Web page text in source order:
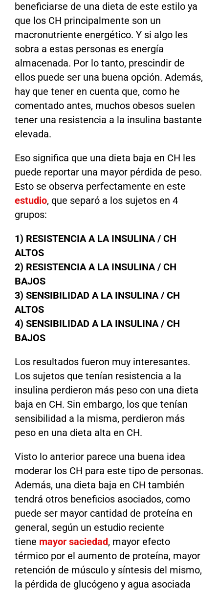
beneficiarse de una dieta de este estilo ya
que los CH principalmente son un
macronutriente energético. Y si algo les
sobra a estas personas es energía
almacenada. Por lo tanto, prescindir de
ellos puede ser una buena opción. Además,
hay que tener en cuenta que, como he
comentado antes, muchos obesos suelen
tener una resistencia a la insulina bastante
elevada.
Eso significa que una dieta baja en CH les
puede reportar una mayor pérdida de peso.
Esto se observa perfectamente en este
estudio, que separó a los sujetos en 4
grupos:
1) RESISTENCIA A LA INSULINA / CH
ALTOS
2) RESISTENCIA A LA INSULINA / CH
BAJOS
3) SENSIBILIDAD A LA INSULINA / CH
ALTOS
4) SENSIBILIDAD A LA INSULINA / CH
BAJOS
Los resultados fueron muy interesantes.
Los sujetos que tenían resistencia a la
insulina perdieron más peso con una dieta
baja en CH. Sin embargo, los que tenían
sensibilidad a la misma, perdieron más
peso en una dieta alta en CH.
Visto lo anterior parece una buena idea
moderar los CH para este tipo de personas.
Además, una dieta baja en CH también
tendrá otros beneficios asociados, como
puede ser mayor cantidad de proteína en
general, según un estudio reciente
tiene mayor saciedad, mayor efecto
térmico por el aumento de proteína, mayor
retención de músculo y síntesis del mismo,
la pérdida de glucógeno y agua asociada